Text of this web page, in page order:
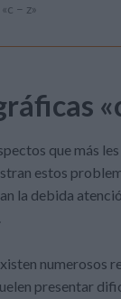
– z»
que más
estos
la debida
numerosos
presentar